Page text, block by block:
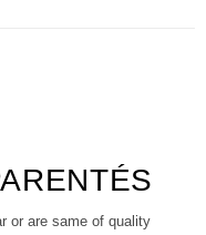
or are same of quality